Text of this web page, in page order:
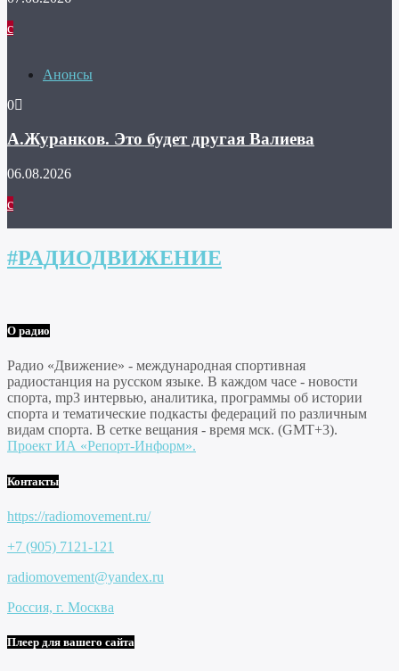
Анонсы
0
А.Журанков. Это будет другая Валиева
06.08.2026
#РАДИОДВИЖЕНИЕ
О радио
Радио «Движение» - международная спортивная
радиостанция на русском языке. В каждом часе - новости
спорта, mp3 интервью, аналитика, программы об истории
спорта и тематические подкасты федераций по различным
видам спорта. В сетке вещания - время мск. (GMT+3).
Проект ИА «Репорт-Информ».
Контакты
https://radiomovement.ru/
+7 (905) 7121-121
radiomovement@yandex.ru
Россия, г. Москва
Плеер для вашего сайта